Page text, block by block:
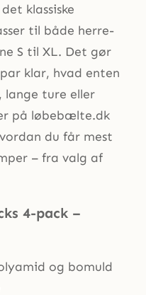
klassiske
til både herre-
S til XL. Det gør
klar, hvad enten
lange ture eller
på løbebælte.dk
du får mest
– fra valg af
4-pack –
og bomuld